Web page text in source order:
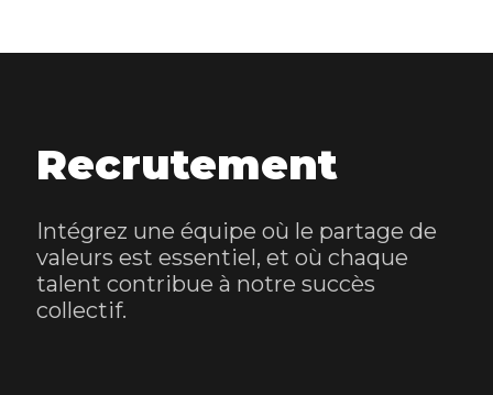
Recrutement
Intégrez une équipe où le partage de
valeurs est essentiel, et où chaque
talent contribue à notre succès
collectif.